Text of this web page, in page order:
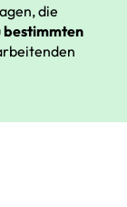
die
bestimmten